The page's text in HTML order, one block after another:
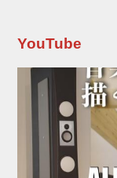
YouTube